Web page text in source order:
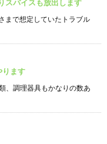
パイスも放出します
まで想定していたトラブル
ります
、調理器具もかなりの数あ